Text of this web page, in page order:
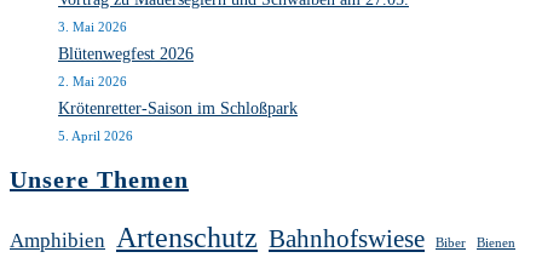
3. Mai 2026
Blütenwegfest 2026
2. Mai 2026
Krötenretter-Saison im Schloßpark
5. April 2026
Unsere Themen
Amphibien Artenschutz Bahnhofswiese Biber Bienen